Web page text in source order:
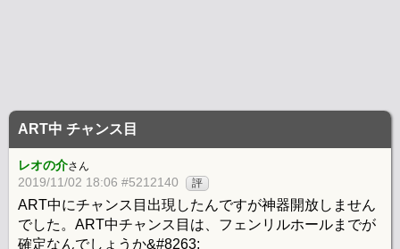
ART中 チャンス目
レオの介さん
2019/11/02 18:06 #5212140 評
ART中にチャンス目出現したんですが神器開放しません
でした。ART中チャンス目は、フェンリルホールまでが
確定なんでしょうか&#8263;